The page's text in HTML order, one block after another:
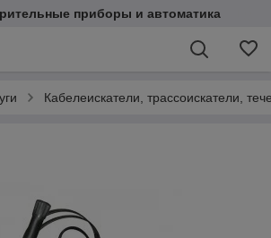
приборы и автоматика
Кабелеискатели, трассоискатели,